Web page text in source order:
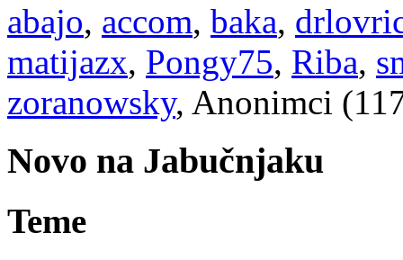
abajo, accom, baka,
matijazx, Pongy75, Riba,
zoranowsky, Anonimci
Novo na Jabučnjaku
Teme